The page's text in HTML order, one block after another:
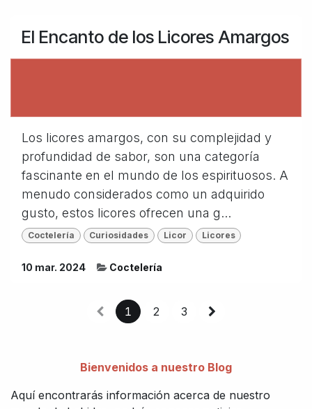
El Encanto de los Licores Amargos
Los licores amargos, con su complejidad y
profundidad de sabor, son una categoría
fascinante en el mundo de los espirituosos. A
menudo considerados como un adquirido
gusto, estos licores ofrecen una g...
Coctelería Curiosidades Licor Licores
10 mar. 2024 Coctelería
1 2 3
Bienvenidos a nuestro Blog
Aquí encontrarás información acerca de nuestro